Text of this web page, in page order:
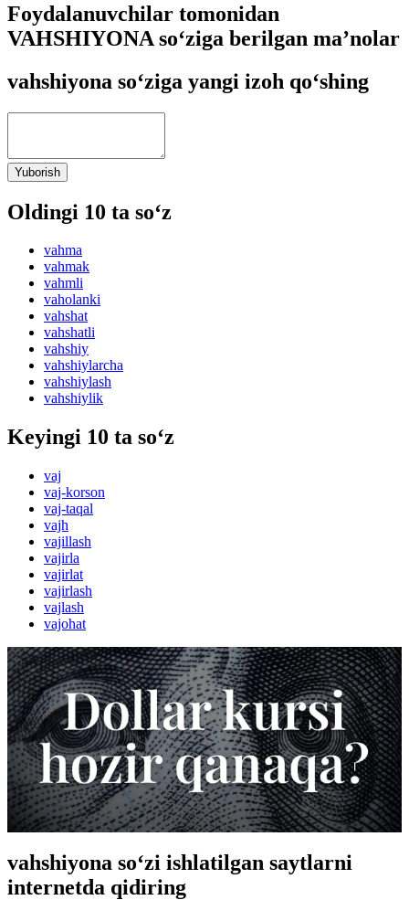
Foydalanuvchilar tomonidan
VAHSHIYONA so‘ziga berilgan ma’nolar
vahshiyona so‘ziga yangi izoh qo‘shing
Yuborish
Oldingi 10 ta so‘z
vahma
vahmak
vahmli
vaholanki
vahshat
vahshatli
vahshiy
vahshiylarcha
vahshiylash
vahshiylik
Keyingi 10 ta so‘z
vaj
vaj-korson
vaj-taqal
vajh
vajillash
vajirla
vajirlat
vajirlash
vajlash
vajohat
vahshiyona so‘zi ishlatilgan saytlarni
internetda qidiring